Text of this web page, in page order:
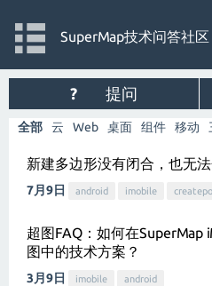
SuperMap技术问答社区
? 提问
全部 云 Web 桌面 组件 移动
新建多边形没有闭合，也无
7月9日 android imobile
超图FAQ：如何在
图中的技术方案？
3月9日 imobile android